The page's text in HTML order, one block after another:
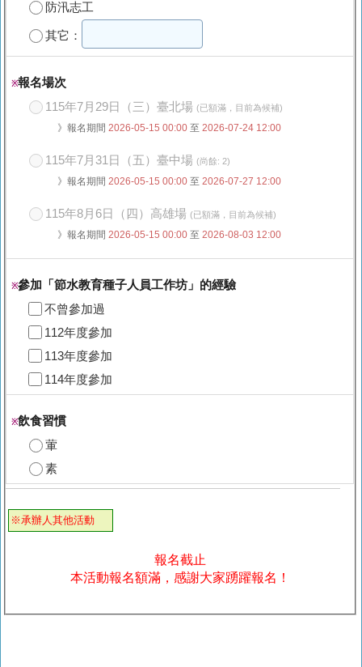
防汛志工
其它：
※報名場次
115年7月29日（三）臺北場 (已額滿，目前為候補)
》報名期間 2026-05-15 00:00 至 2026-07-24 12:00
115年7月31日（五）臺中場 (尚餘: 2)
》報名期間 2026-05-15 00:00 至 2026-07-27 12:00
115年8月6日（四）高雄場 (已額滿，目前為候補)
》報名期間 2026-05-15 00:00 至 2026-08-03 12:00
※參加「節水教育種子人員工作坊」的經驗
不曾參加過
112年度參加
113年度參加
114年度參加
※飲食習慣
葷
素
※承辦人其他活動
報名截止
本活動報名額滿，感謝大家踴躍報名！